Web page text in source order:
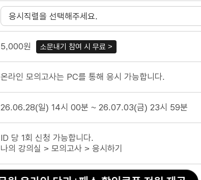
5,000원 소문내기 참여 시 무료 >
온라인 모의고사는 PC를 통해 응시 가능합니다.
26.06.28(일) 14시 00분 ~ 26.07.03(금) 23시 59분
ID 당 1회 신청 가능합니다.
나의 강의실 > 모의고사 > 응시하기